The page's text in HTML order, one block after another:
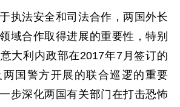
法安全和司法合作，两国外长
域合作取得进展的重要性，特别
大利内政部在2017年7月签订的
国警方开展的联合巡逻的重要
步深化两国有关部门在打击恐怖